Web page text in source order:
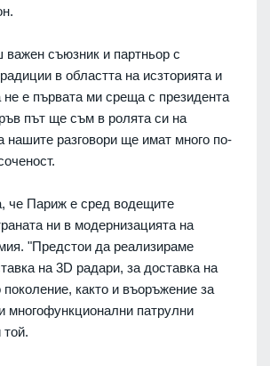
съюзник и партньор с
в областта на исзторията и
не е първата ми среща с президента
път ще съм в ролята си на
нашите разговори ще имат много по-
че Париж е сред водещите
ни в модернизацията на
"Предстои да реализираме
на 3D радари, за доставка на
поколение, както и въоръжение за
многофункционални патрулни
той.